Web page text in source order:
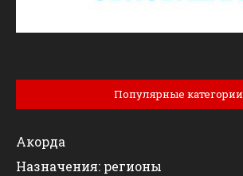
Популярные категории
Акорда
Назначения: регионы